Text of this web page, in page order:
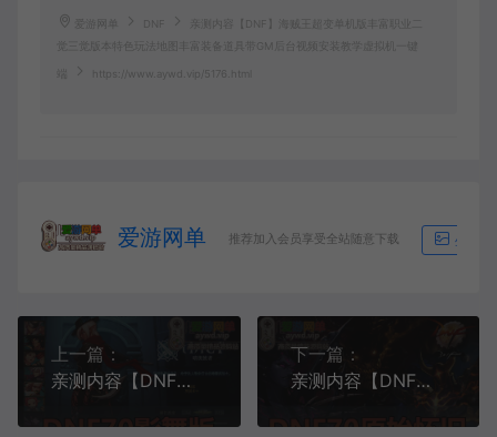
爱游网单 DNF
亲测内容【DNF】海贼王超变单机版丰富职业二
觉三觉版本特色玩法地图丰富装备道具带GM后台视频安装教学虚拟机一键
https://www.aywd.vip/5176.html
爱游网单 推荐加入会员享受全站随意下载 生成海
上一篇：
亲测内容【DNF】70级单机版可直升满级带忍者影舞者复仇者等职业带GM后台视频安装教学虚拟机一键端
下一篇：
亲测内容【DNF】网游单机版纯净70版本第三季第三章带装备开孔镶嵌精品端视频安装教学GM后台虚拟机一键端